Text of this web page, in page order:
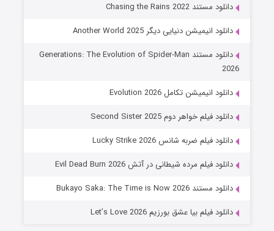
جادوگری در مغولستان
دانلود مستند Chasing the Rains 2022
دانلود انیمیشن دنیایی دیگر Another World 2025
دانلود مستند Generations: The Evolution of Spider-Man
2026
دانلود انیمیشن تکامل Evolution 2026
دانلود فیلم خواهر دوم Second Sister 2025
دانلود فیلم ضربه شانس Lucky Strike 2026
دانلود فیلم مرده شیطانی در آتش Evil Dead Burn 2026
دانلود مستند Bukayo Saka: The Time is Now 2026
دانلود فیلم بیا عشق بورزیم Let’s Love 2026